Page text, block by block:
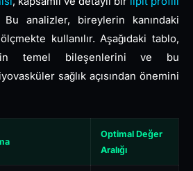
analizler, bireylerin kanındaki
kullanılır. Aşağıdaki tablo,
temel bileşenlerini ve bu
sağlık açısından önemini
Optimal Değer
Aralığı